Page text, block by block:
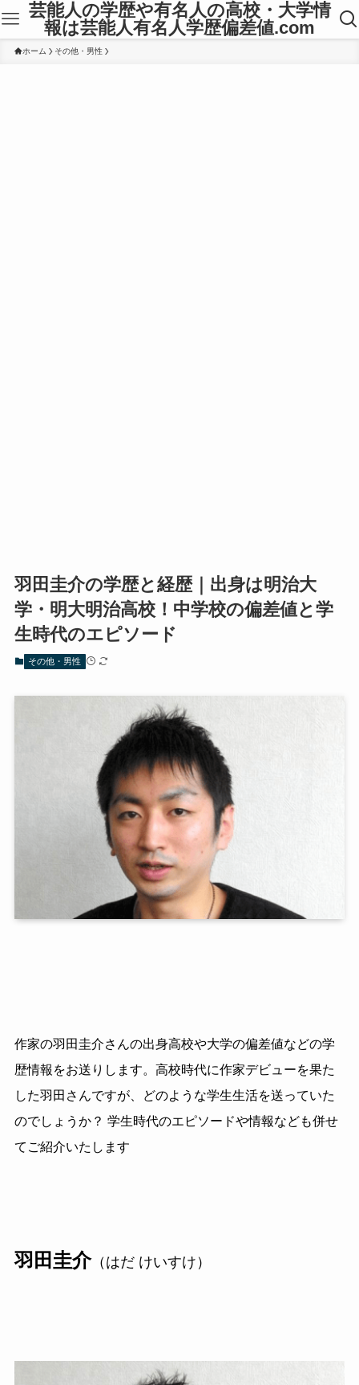
芸能人の学歴や有名人の高校・大学情
報は芸能人有名人学歴偏差値.com
ホーム その他・男性
羽田圭介の学歴と経歴｜出身は明治大
学・明大明治高校！中学校の偏差値と学
生時代のエピソード
その他・男性
作家の羽田圭介さんの出身高校や大学の偏差値などの学
歴情報をお送りします。高校時代に作家デビューを果た
した羽田さんですが、どのような学生生活を送っていた
のでしょうか？ 学生時代のエピソードや情報なども併せ
てご紹介いたします
羽田圭介（はだ けいすけ）